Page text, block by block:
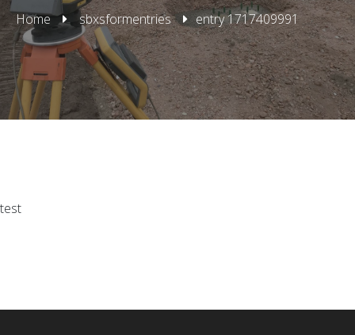
Rioleringswerken
Home sbxsformentries entry 1717409991
test